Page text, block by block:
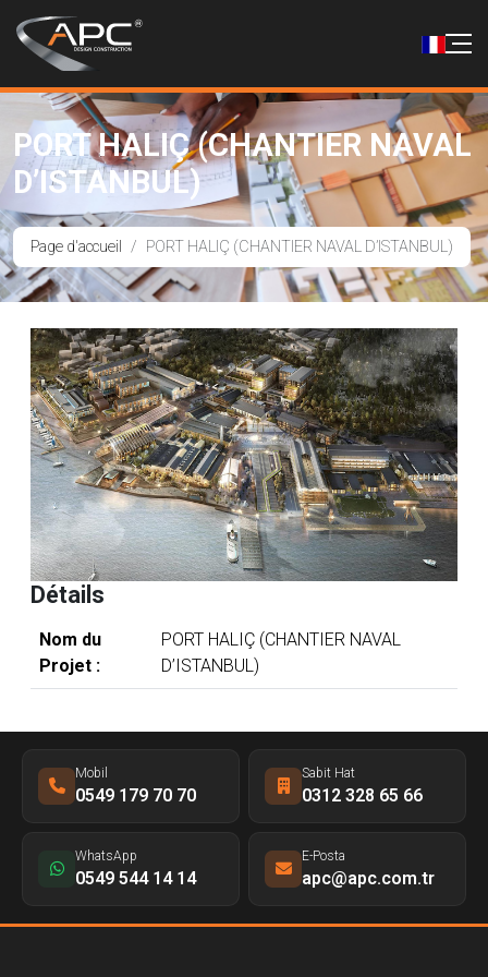
PORT HALIÇ (CHANTIER NAVAL
D’ISTANBUL)
Page d'accueil PORT HALIÇ (CHANTIER NAVAL D’ISTANBUL)
Détails
Nom du
Projet :
PORT HALIÇ (CHANTIER NAVAL
D’ISTANBUL)
Mobil
0549 179 70 70
Sabit Hat
0312 328 65 66
WhatsApp
0549 544 14 14
E-Posta
apc@apc.com.tr